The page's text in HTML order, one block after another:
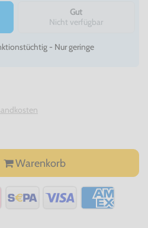
Gut
Nicht verfügbar
- Nur geringe
Warenkorb